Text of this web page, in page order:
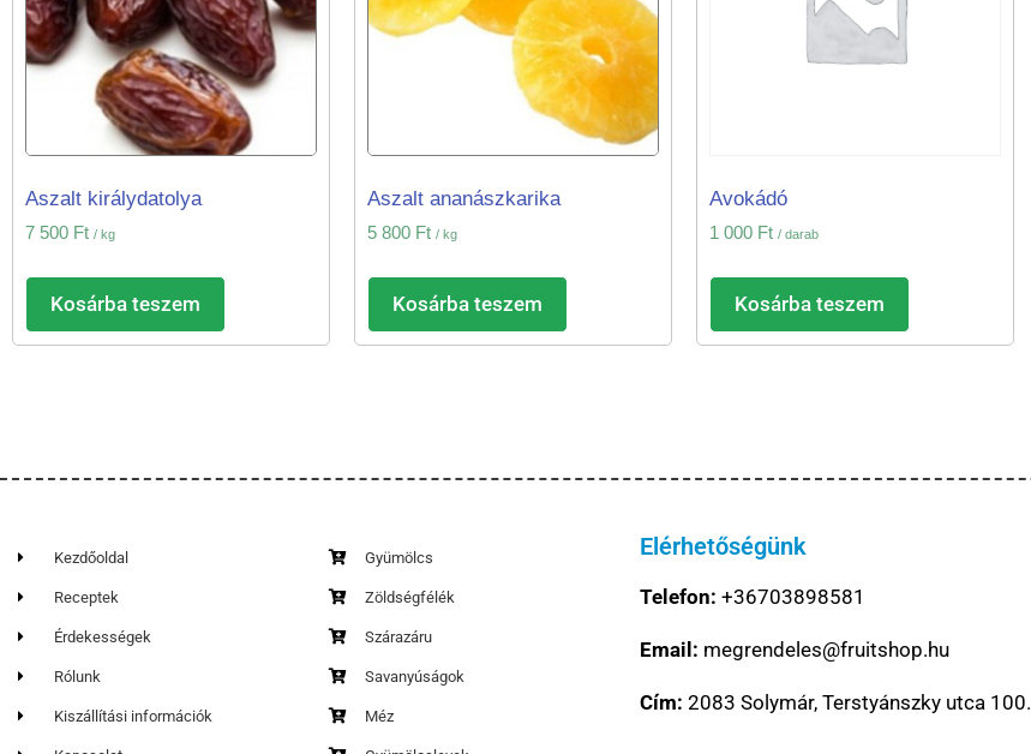
Aszalt királydatolya
7 500 Ft / kg
Kosárba teszem
Aszalt ananászkarika
5 800 Ft / kg
Kosárba teszem
Avokádó
1 000 Ft / darab
Kosárba teszem
Kezdőoldal
Receptek
Érdekességek
Rólunk
Kiszállítási információk
Gyümölcs
Zöldségfélék
Szárazáru
Savanyúságok
Méz
Elérhetőségünk
Telefon: +36703898581
Email: megrendeles@fruitshop.hu
Cím: 2083 Solymár, Terstyánszky utca 100.